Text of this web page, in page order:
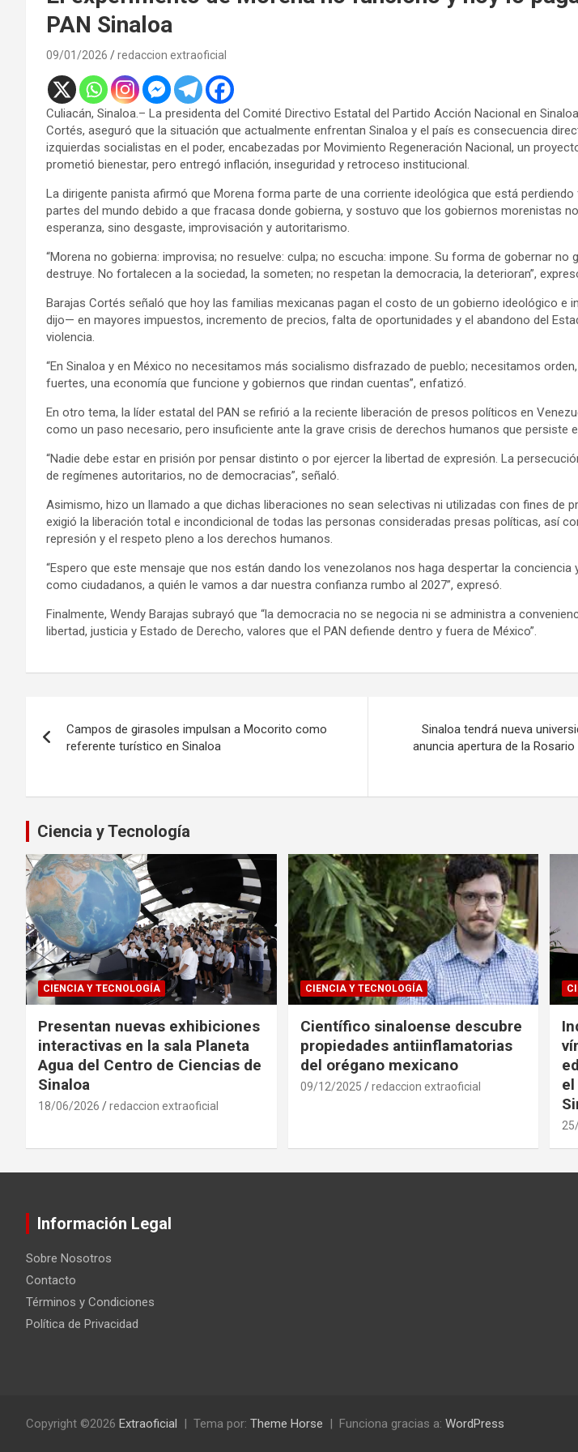
PAN Sinaloa
09/01/2026 redaccion extraoficial
Culiacán, Sinaloa.– La presidenta del Comité Directivo Estatal del Partido Acción Nacional en
Cortés, aseguró que la situación que actualmente enfrentan Sinaloa y el país es consecuencia
izquierdas socialistas en el poder, encabezadas por Movimiento Regeneración Nacional, un
prometió bienestar, pero entregó inflación, inseguridad y retroceso institucional.
La dirigente panista afirmó que Morena forma parte de una corriente ideológica que está
partes del mundo debido a que fracasa donde gobierna, y sostuvo que los gobiernos morenistas
esperanza, sino desgaste, improvisación y autoritarismo.
“Morena no gobierna: improvisa; no resuelve: culpa; no escucha: impone. Su forma de gobernar no
destruye. No fortalecen a la sociedad, la someten; no respetan la democracia, la deterioran”,
Barajas Cortés señaló que hoy las familias mexicanas pagan el costo de un gobierno ideológico e
dijo— en mayores impuestos, incremento de precios, falta de oportunidades y el abandono del
violencia.
“En Sinaloa y en México no necesitamos más socialismo disfrazado de pueblo; necesitamos
fuertes, una economía que funcione y gobiernos que rindan cuentas”, enfatizó.
En otro tema, la líder estatal del PAN se refirió a la reciente liberación de presos políticos en
como un paso necesario, pero insuficiente ante la grave crisis de derechos humanos que persiste
“Nadie debe estar en prisión por pensar distinto o por ejercer la libertad de expresión. La
de regímenes autoritarios, no de democracias”, señaló.
Asimismo, hizo un llamado a que dichas liberaciones no sean selectivas ni utilizadas con fines de
exigió la liberación total e incondicional de todas las personas consideradas presas políticas, así
represión y el respeto pleno a los derechos humanos.
“Espero que este mensaje que nos están dando los venezolanos nos haga despertar la conciencia
como ciudadanos, a quién le vamos a dar nuestra confianza rumbo al 2027”, expresó.
Finalmente, Wendy Barajas subrayó que “la democracia no se negocia ni se administra a
libertad, justicia y Estado de Derecho, valores que el PAN defiende dentro y fuera de México”.
de
Campos de girasoles impulsan a Mocorito como
referente turístico en Sinaloa
Sinaloa tendrá nueva
anuncia apertura de la
Ciencia y Tecnología
CIENCIA Y TECNOLOGÍA
Presentan nuevas exhibiciones
interactivas en la sala Planeta
Agua del Centro de Ciencias de
Sinaloa
18/06/2026 redaccion extraoficial
CIENCIA Y TECNOLOGÍA
Científico sinaloense descubre
propiedades antiinflamatorias
del orégano mexicano
09/12/2025 redaccion extraoficial
Información Legal
Sobre Nosotros
Contacto
Términos y Condiciones
Política de Privacidad
Copyright ©2026 Extraoficial Tema por: Theme Horse Funciona gracias a: WordPress